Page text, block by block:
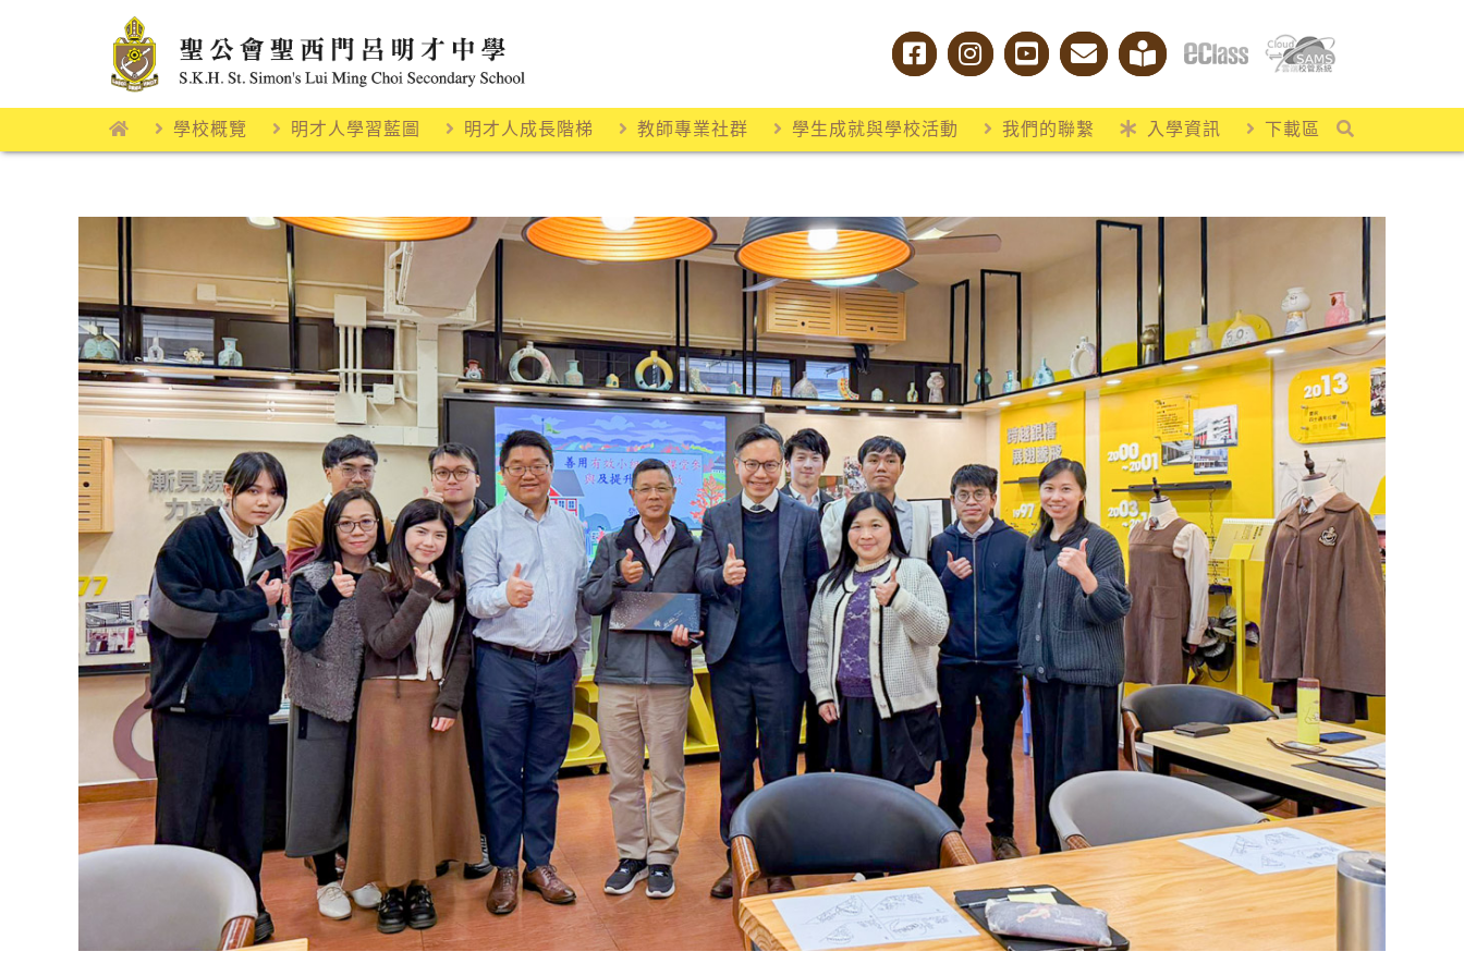
學校概覽 明才人學習藍圖 明才人成長階梯 教師專業社群 學生成就與學校活動 我們的聯繫 入學資訊 下載區